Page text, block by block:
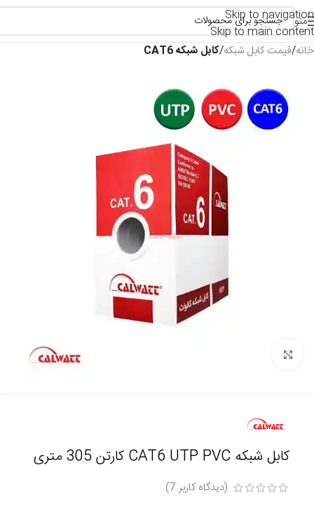
Skip to navigation
Skip to main content
منو
خانه قیمت کابل شبکه کابل شبکه CAT6
کابل شبکه CAT6 UTP PVC کارتن 305 متری
(دیدگاه کاربر7
)